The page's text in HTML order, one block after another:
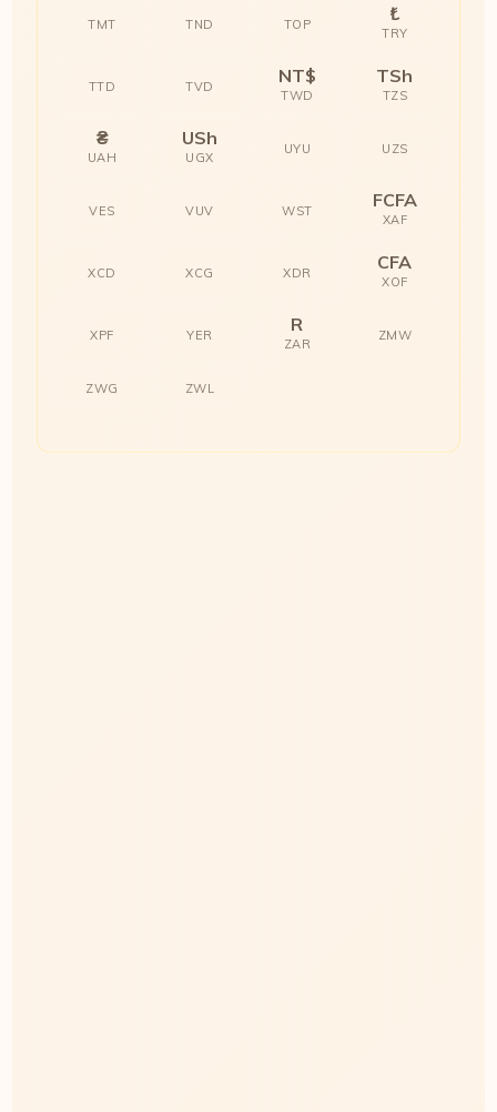
TMT TND TOP ₺
TRY
TTD TVD NT$
TWD
TSh
TZS
₴
UAH
USh
UGX
UYU UZS
VES VUV WST FCFA
XAF
XCD XCG XDR CFA
XOF
XPF YER R
ZAR
ZMW
ZWG ZWL